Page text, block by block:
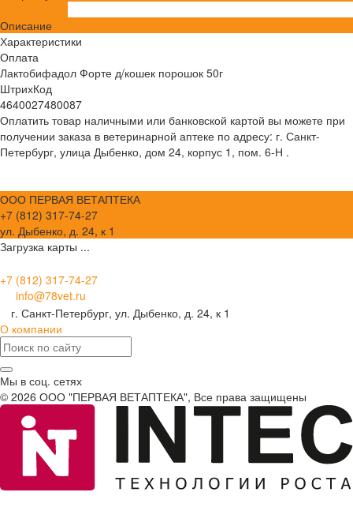
Описание
Характеристики
Оплата
Лактобифадол Форте д/кошек порошок 50г
ШтрихКод
4640027480087
Оплатить товар наличными или банковской картой вы можете при
получении заказа в ветеринарной аптеке по адресу: г. Санкт-
Петербург, улица Дыбенко, дом 24, корпус 1, пом. 6-Н .
ООО ПЕРВАЯ ВЕТАПТЕКА
+7 (812) 317-74-27
ул. Дыбенко, д. 24, к 1
Загрузка карты ...
+7 (812) 317-74-27
info@78vet.ru
г. Санкт-Петербург, ул. Дыбенко, д. 24, к 1
О компании
Мы в соц. сетях
© 2026 ООО "ПЕРВАЯ ВЕТАПТЕКА", Все права защищены